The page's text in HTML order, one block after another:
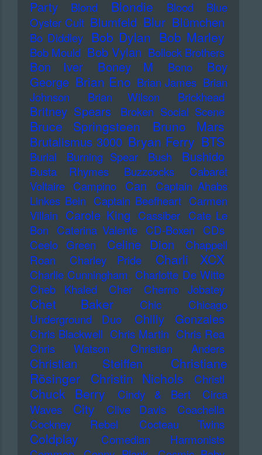
Party
Blond Blondie Blood
Blue
Oyster Cult Blumfeld Blur Blümchen
Bo Diddley Bob Dylan Bob Marley
Bob Mould Bob Vylan Bollock Brothers
Bon Iver Boney M Bono
Boy
George Brian Eno Brian James Brian
Johnson
Brian Wilson Brickhead
Britney Spears Broken Social Scene
Bruce Springsteen Bruno Mars
Brutalismus 3000 Bryan Ferry BTS
Burial Burning Spear Bush Bushido
Busta Rhymes Buzzcocks
Cabaret
Voltaire Campino Can
Captain Ahabs
Linkes Bein Captain Beefheart Carmen
Villain Carole King Cassiber Cate Le
Bon
Caterina Valente CD-Boxen
CDs
Ceelo Green
Celine Dion
Chappell
Roan
Charley Pride Charli XCX
Charlie Cunningham Charlotte De Witte
Cheb Khaled
Cher Cherno Jobatey
Chet Baker Chic
Chicago
Underground Duo
Chilly Gonzales
Chris Blackwell Chris Martin Chris Rea
Chris Watson
Christian Anders
Christian Steiffen
Christiane
Rösinger
Christin Nichols Christl
Chuck Berry Cindy & Bert
Circa
Waves
City Clive Davis
Coachella
Cockney Rebel
Cocteau Twins
Coldplay
Comedian Harmonists